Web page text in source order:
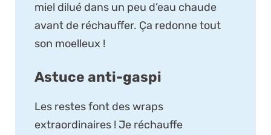
miel dilué dans un peu d’eau chaude
avant de réchauffer. Ça redonne tout
son moelleux !
Astuce anti-gaspi
Les restes font des wraps
extraordinaires ! Je réchauffe